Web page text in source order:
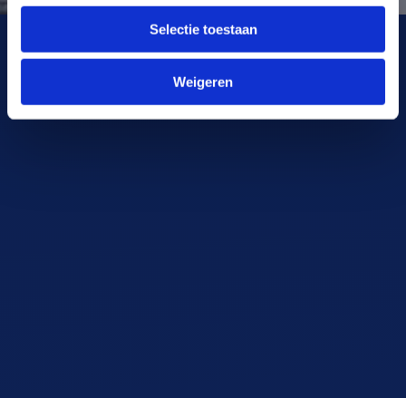
Selectie toestaan
Weigeren